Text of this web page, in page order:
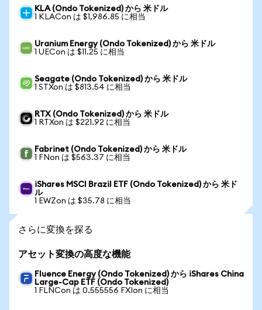
KLA (Ondo Tokenized) から 米ドル
1 KLACon は $1,986.85 に相当
Uranium Energy (Ondo Tokenized) から 米ドル
1 UECon は $11.25 に相当
Seagate (Ondo Tokenized) から 米ドル
1 STXon は $813.54 に相当
RTX (Ondo Tokenized) から 米ドル
1 RTXon は $221.92 に相当
Fabrinet (Ondo Tokenized) から 米ドル
1 FNon は $563.37 に相当
iShares MSCI Brazil ETF (Ondo Tokenized) から 米ド
ル
1 EWZon は $35.78 に相当
さらに変換を探る
アセット変換の高度な機能
Fluence Energy (Ondo Tokenized) から iShares China
Large-Cap ETF (Ondo Tokenized)
1 FLNCon は 0.555556 FXIon に相当